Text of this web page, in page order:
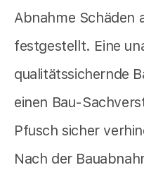
Abnahme Schäden
festgestellt. Eine
qualitätssichernde
einen Bau-
Pfusch sicher
Nach der